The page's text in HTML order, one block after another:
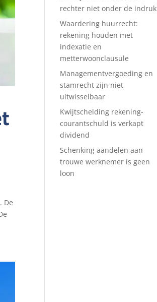
De
rechter niet onder de indruk
Waardering huurrecht:
rekening houden met
indexatie en
metterwoonclausule
Managementvergoeding en
stamrecht zijn niet
uitwisselbaar
Kwijtschelding rekening-
courantschuld is verkapt
dividend
Schenking aandelen aan
trouwe werknemer is geen
loon